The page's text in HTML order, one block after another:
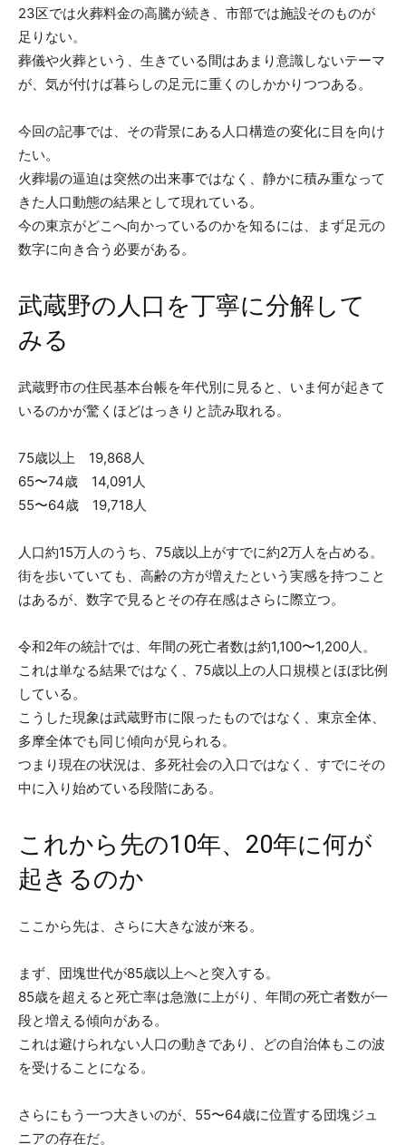
23区では火葬料金の高騰が続き、市部では施設そのものが
足りない。
葬儀や火葬という、生きている間はあまり意識しないテーマ
が、気が付けば暮らしの足元に重くのしかかりつつある。
今回の記事では、その背景にある人口構造の変化に目を向け
たい。
火葬場の逼迫は突然の出来事ではなく、静かに積み重なって
きた人口動態の結果として現れている。
今の東京がどこへ向かっているのかを知るには、まず足元の
数字に向き合う必要がある。
武蔵野の人口を丁寧に分解して
みる
武蔵野市の住民基本台帳を年代別に見ると、いま何が起きて
いるのかが驚くほどはっきりと読み取れる。
75歳以上 19,868人
65〜74歳 14,091人
55〜64歳 19,718人
人口約15万人のうち、75歳以上がすでに約2万人を占める。
街を歩いていても、高齢の方が増えたという実感を持つこと
はあるが、数字で見るとその存在感はさらに際立つ。
令和2年の統計では、年間の死亡者数は約1,100〜1,200人。
これは単なる結果ではなく、75歳以上の人口規模とほぼ比例
している。
こうした現象は武蔵野市に限ったものではなく、東京全体、
多摩全体でも同じ傾向が見られる。
つまり現在の状況は、多死社会の入口ではなく、すでにその
中に入り始めている段階にある。
これから先の10年、20年に何が
起きるのか
ここから先は、さらに大きな波が来る。
まず、団塊世代が85歳以上へと突入する。
85歳を超えると死亡率は急激に上がり、年間の死亡者数が一
段と増える傾向がある。
これは避けられない人口の動きであり、どの自治体もこの波
を受けることになる。
さらにもう一つ大きいのが、55〜64歳に位置する団塊ジュ
ニアの存在だ。